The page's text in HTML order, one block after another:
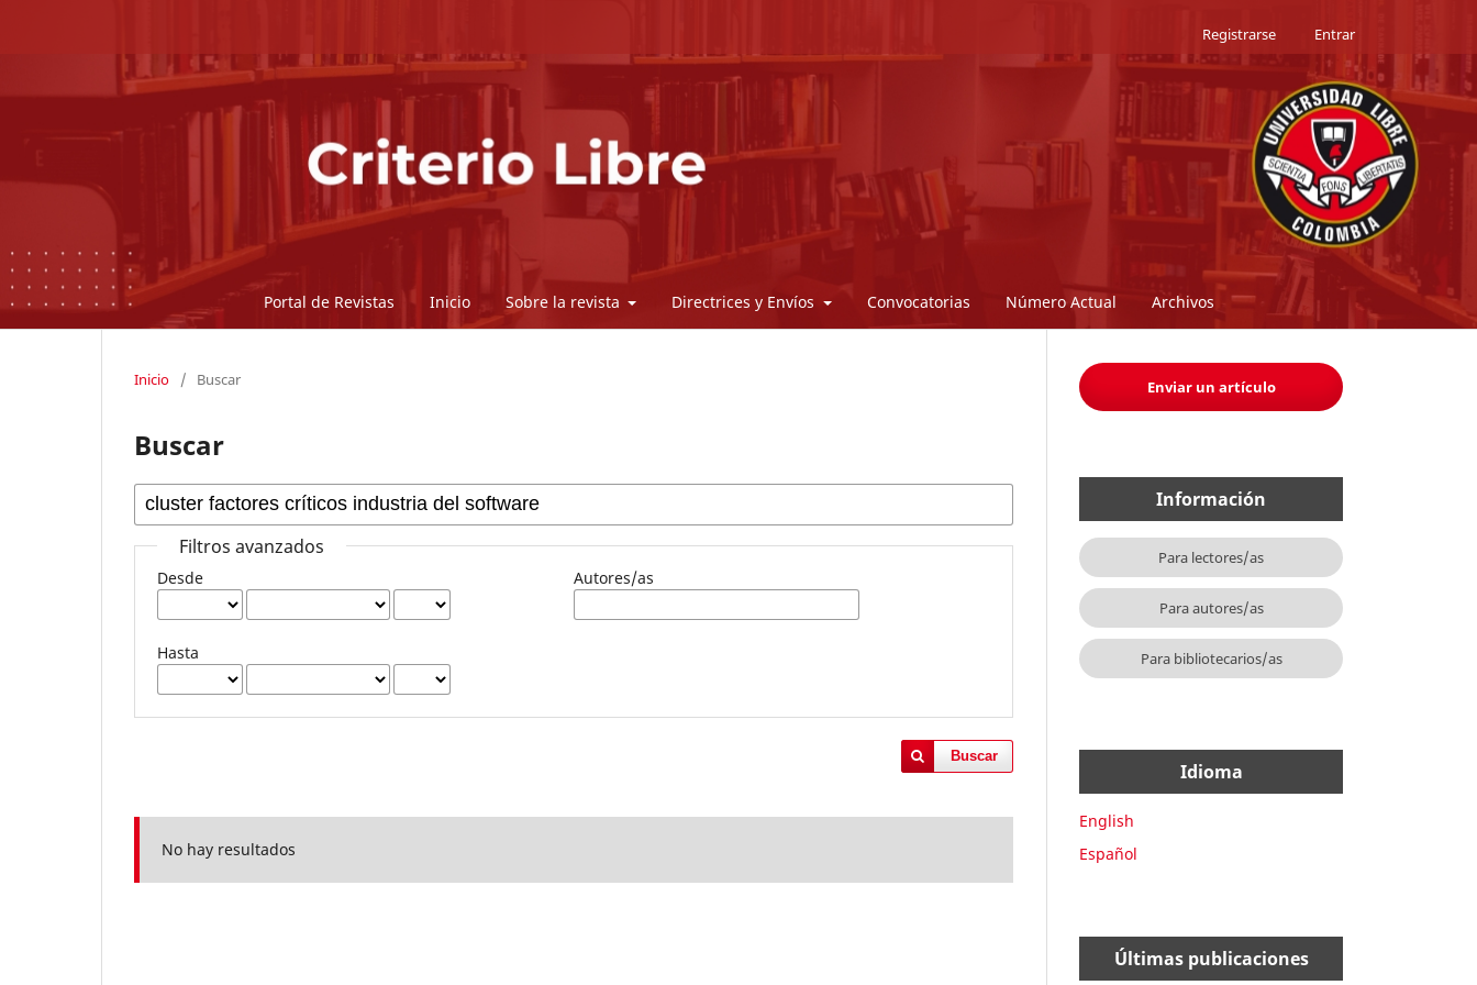
Portal de Revistas Inicio Sobre la revista Directrices y Envíos Convocatorias Número Actual Archivos
Registrarse Entrar
Inicio / Buscar
Buscar
Filtros avanzados
Desde
Hasta
Autores/as
Buscar
No hay resultados
Enviar un artículo
Información
Para lectores/as
Para autores/as
Para bibliotecarios/as
Idioma
English
Español
Últimas publicaciones